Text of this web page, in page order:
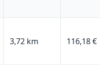
3,72 km 116,18 €